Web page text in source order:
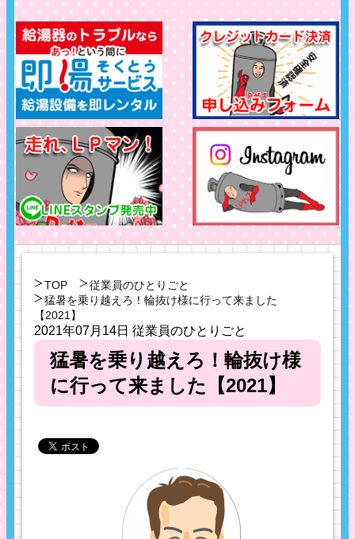
TOP
従業員のひとりごと
猛暑を乗り越えろ！輪抜け様に行って来ました
【2021】
2021年07月14日 従業員のひとりごと
猛暑を乗り越えろ！輪抜け様
に行って来ました【2021】